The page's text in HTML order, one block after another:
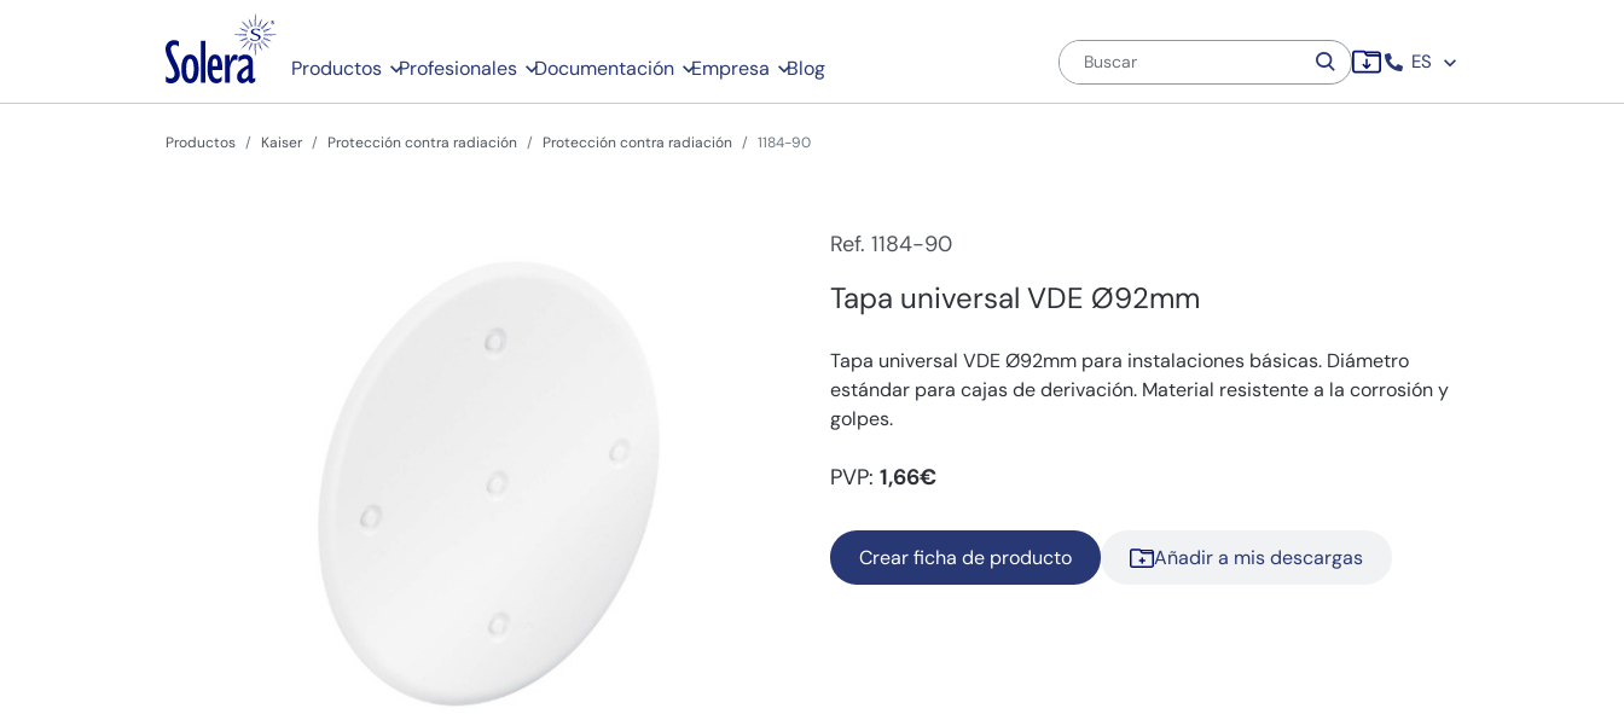
Productos Profesionales Documentación Empresa Blog ES
Productos Kaiser Protección contra radiación Protección contra radiación 1184-90
Ref. 1184-90
Tapa universal VDE Ø92mm
Tapa universal VDE Ø92mm para instalaciones básicas. Diámetro
estándar para cajas de derivación. Material resistente a la corrosión y
golpes.
PVP: 1,66€
Crear ficha de producto Añadir a mis descargas